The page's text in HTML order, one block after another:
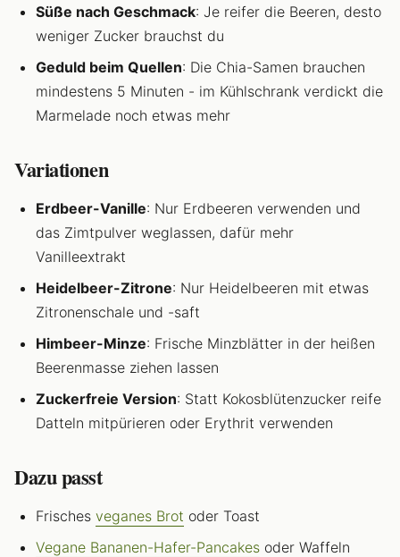
Süße nach Geschmack: Je reifer die Beeren, desto
weniger Zucker brauchst du
Geduld beim Quellen: Die Chia-Samen brauchen
mindestens 5 Minuten - im Kühlschrank verdickt die
Marmelade noch etwas mehr
Variationen
Erdbeer-Vanille: Nur Erdbeeren verwenden und
das Zimtpulver weglassen, dafür mehr
Vanilleextrakt
Heidelbeer-Zitrone: Nur Heidelbeeren mit etwas
Zitronenschale und -saft
Himbeer-Minze: Frische Minzblätter in der heißen
Beerenmasse ziehen lassen
Zuckerfreie Version: Statt Kokosblütenzucker reife
Datteln mitpürieren oder Erythrit verwenden
Dazu passt
Frisches veganes Brot oder Toast
Vegane Bananen-Hafer-Pancakes oder Waffeln